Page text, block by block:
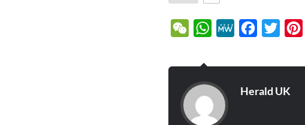
WeChatWhatsApp
MeWe Facebook
Twitter
Herald UK